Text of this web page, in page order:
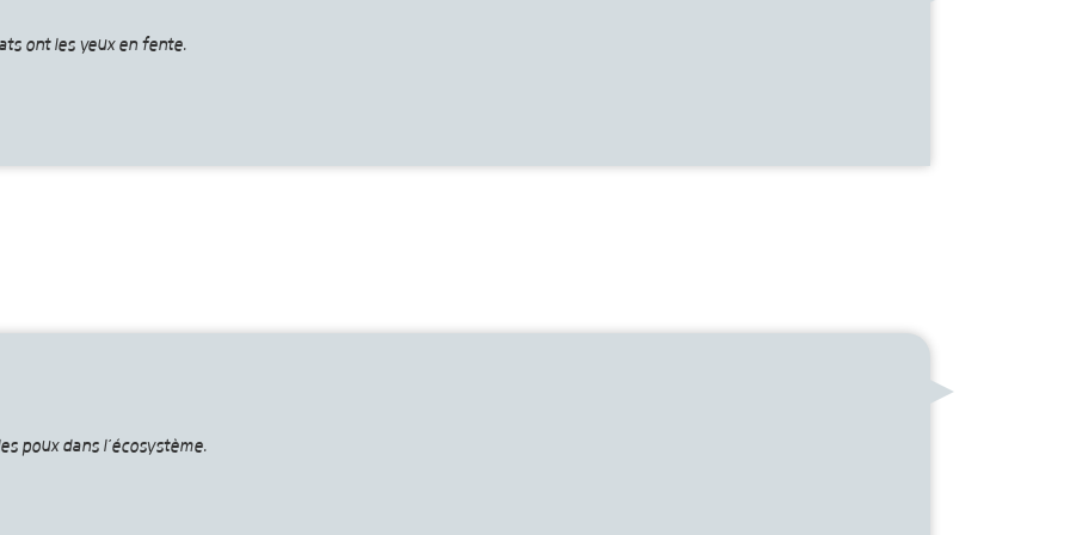
ont les yeux en fente.
poux dans l’écosystème.